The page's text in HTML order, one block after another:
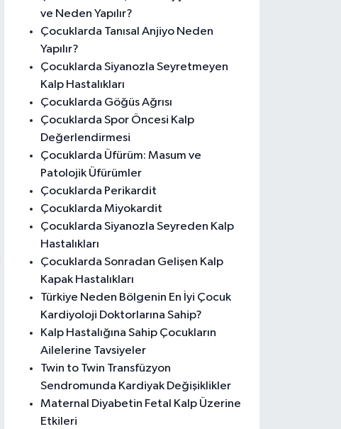
ve Neden Yapılır?
Çocuklarda Tanısal Anjiyo Neden
Yapılır?
Çocuklarda Siyanozla Seyretmeyen
Kalp Hastalıkları
Çocuklarda Göğüs Ağrısı
Çocuklarda Spor Öncesi Kalp
Değerlendirmesi
Çocuklarda Üfürüm: Masum ve
Patolojik Üfürümler
Çocuklarda Perikardit
Çocuklarda Miyokardit
Çocuklarda Siyanozla Seyreden Kalp
Hastalıkları
Çocuklarda Sonradan Gelişen Kalp
Kapak Hastalıkları
Türkiye Neden Bölgenin En İyi Çocuk
Kardiyoloji Doktorlarına Sahip?
Kalp Hastalığına Sahip Çocukların
Ailelerine Tavsiyeler
Twin to Twin Transfüzyon
Sendromunda Kardiyak Değişiklikler
Maternal Diyabetin Fetal Kalp Üzerine
Etkileri